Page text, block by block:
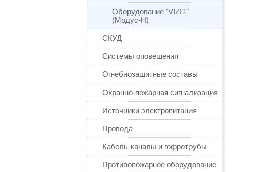
Оборудование "VIZIT"
(Модус-Н)
СКУД
Системы оповещения
Огнебиозащитные составы
Охранно-пожарная сигнализация
Источники электропитания
Провода
Кабель-каналы и гофротрубы
Противопожарное оборудование